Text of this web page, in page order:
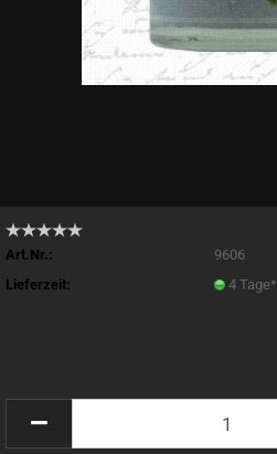
Art.Nr.:
9606
Lieferzeit:
4 Tage*